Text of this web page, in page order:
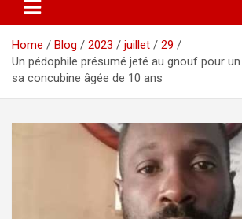
Home Blog 2023 juillet
29
Un pédophile présumé jeté au gnouf pour
sa concubine âgée de 10 ans